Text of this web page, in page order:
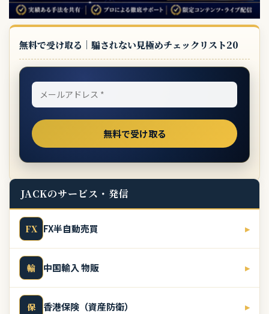
無料で受け取る｜騙されない見極めチェックリスト20
JACKのサービス・発信
FX FX半自動売買 ▸
輸 中国輸入 物販 ▸
保 香港保険（資産防衛） ▸